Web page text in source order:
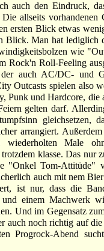
auch den Eindruck,
allseits vorhandenen
ersten Blick etwas
Blick. Man hat lediglich
wie
Rock'n Roll-Feeling
auch AC/DC- und
Outcasts spielen also
Punk und Hardcore, die
gelten darf.
gleichsetzen,
arrangiert.
Male
klasse. Das nur
"Onkel Tom-Attitüde"
auch mit nem
ist nur, dass die
einem Machwerk
Und im Gegensatz
auch noch richtig auf
Progrock-Abend